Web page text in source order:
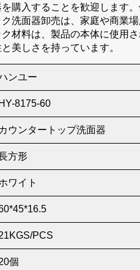
購入することを歓迎します
洗面器卸売は、家庭や商業
材料は、製品の本体に使用
美しさを持っています。
ンユー
HY-8175-60
カウンタートップ洗面器
方形
ワイト
PCS
個